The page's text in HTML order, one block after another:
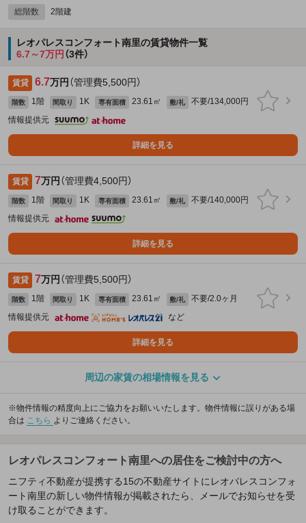
総階数 2階建
レオパレスコンフォート南里の賃貸物件一覧
6.7～7万円 （3件）
賃貸 6.7万円 （管理費5,500円）
階数 1階 間取り 1K 専有面積 23.61㎡ 敷/礼
不要/134,000円
情報提供元
詳細を見る
賃貸 7万円 （管理費4,500円）
階数 1階 間取り 1K 専有面積 23.61㎡ 敷/礼
不要/140,000円
情報提供元
詳細を見る
賃貸 7万円 （管理費5,500円）
階数 1階 間取り 1K 専有面積 23.61㎡ 敷/礼
不要/2.0ヶ月
情報提供元
など
詳細を見る
周辺の家賃の相場情報を見る
※物件情報の精度向上にご協力をお願いいたします。物件情報に誤りがある場
合は こちら よりご連絡ください。
レオパレスコンフォート南里への居住をご検討中の方へ
ニフティ不動産が提携する15の不動産サイトにレオパレスコンフォ
ート南里の新しい物件情報が掲載されたら、メールでお知らせを受
け取ることができます。